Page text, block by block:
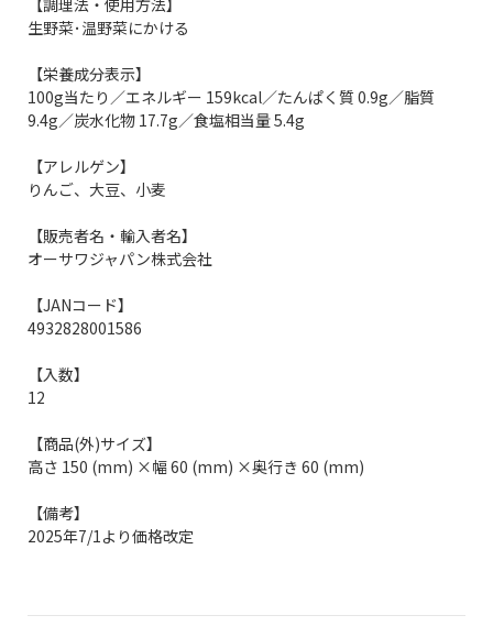
生野菜･温野菜にかける
【栄養成分表示】
100g当たり／エネルギー 159kcal／たんぱく質 0.9g／脂質
9.4g／炭水化物 17.7g／食塩相当量 5.4g
【アレルゲン】
りんご、大豆、小麦
【販売者名・輸入者名】
オーサワジャパン株式会社
【JANコード】
4932828001586
【入数】
12
【商品(外)サイズ】
高さ 150 (mm) ×幅 60 (mm) ×奥行き 60 (mm)
【備考】
2025年7/1より価格改定